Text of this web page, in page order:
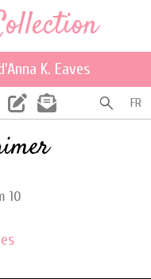
K. Eaves
FR
10